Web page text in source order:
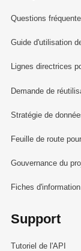
Questions
Guide d'utilisation
Lignes directrices
Demande de
Stratégie de
Feuille de route
Gouvernance du
Fiches d'information
Support
Tutoriel de l'API